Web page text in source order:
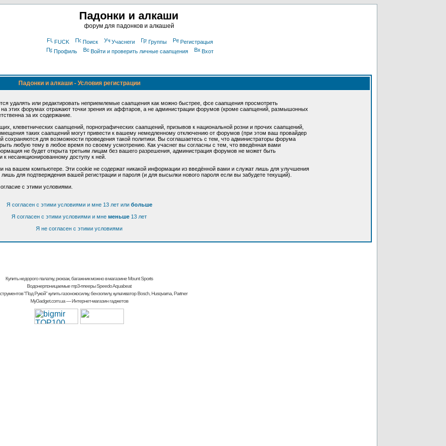
Падонки и алкаши
форум для падонков и алкашей
FUCK Поиск Учаснеги Группы
Регистрацыя
Профиль
Войти и проверить личные саапщения Вхот
Падонки и алкаши - Условия регистрации
удалять или редактировать неприемлемые саапщения как можно быстрее, фсе саапщения просмотреть
этих форумах отражают точки зрения их аффтаров, а не администрации форумов (кроме саапщений, размышонных
за их содержание.
клеветнических саапщений, порнографических саапщений, призывов к национальной розни и прочих саапщений,
таких саапщений могут привести к вашему немедленному отключению от форумов (при этом ваш провайдер
сохраняются для возможности проведения такой политики. Вы соглашаетесь с тем, что администраторы форума
любую тему в любое время по своему усмотрению. Как учаснег вы согласны с тем, что введённая вами
не будет открыта третьим лицам без вашего разрешения, администрация форумов не может быть
к несанкционированному доступу к ней.
вашем компьютере. Эти cookie не содержат никакой информации из введённой вами и служат лишь для улучшения
для подтверждения вашей регистрации и пароля (и для высылки нового пароля если вы забудете текущий).
с этими условиями.
Я согласен с этими условиями и мне 13 лет или больше
Я согласен с этими условиями и мне меньше 13 лет
Я не согласен с этими условиями
Купить недорого палатку, рюкзак, багажникможно в магазине Mount Sports
Водонерпоницаемые mp3-плееры Speedo Aquabeat
"Под Рукой"купить газонокосилку, бензопилу, культиваторBosch, Husqvarna, Partner
MyGadget.com.ua— Интернет-магазин гаджетов